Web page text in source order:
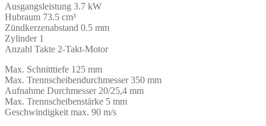
Ausgangsleistung 3.7 kW
Hubraum 73.5 cm³
Zündkerzenabstand 0.5 mm
Zylinder 1
Anzahl Takte 2-Takt-Motor
Max. Schnitttiefe 125 mm
Max. Trennscheibendurchmesser 350 mm
Aufnahme Durchmesser 20/25,4 mm
Max. Trennscheibenstärke 5 mm
Geschwindigkeit max. 90 m/s